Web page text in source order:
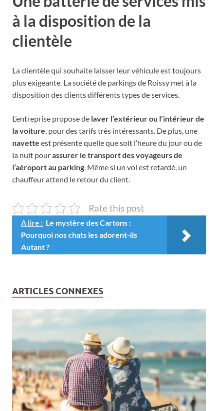
à la disposition de la
clientèle
La clientèle qui souhaite laisser leur véhiculeest toujours
plus exigeante. La société de parkings de Roissy met à la
disposition des clients différents types de services.
L’entreprise propose de laver l’extérieur ou l’intérieur de
la voiture, pour des tarifs très intéressants. De plus, une
navette est présente quelle que soit l’heure du jour ou de
la nuit pourassurer le transport des voyageurs de
l’aéroport au parking. Même si un vol est retardé, un
chauffeur attend le retour du client.
Rate this post
A lire : Le mystère des Cartons :
Pourquoi nos chats les adorent-ils
Autant ?
ARTICLES CONNEXES